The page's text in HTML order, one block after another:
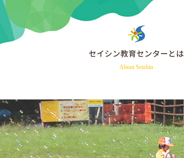
セイシン教育センターとは
About Seishin